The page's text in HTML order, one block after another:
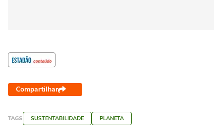
Compartilhar
TAGS SUSTENTABILIDADE PLANETA